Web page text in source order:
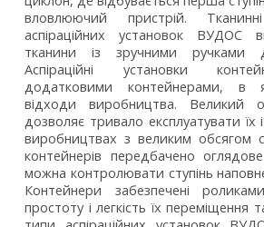
вловлюючий пристрій.
аспіраційних установок ВУДОС
тканини із зручними ручками
Аспіраційні установки
додатковими контейнерами, в
відходи виробництва. Великий
дозволяє тривало експлуатувати їх
виробництвах з великим обсягом
контейнерів передбачено
можна контролювати ступінь
Контейнери забезпечені
простоту і легкість їх переміщення